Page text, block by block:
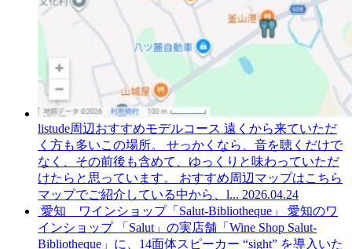
listude周辺おすすめモデルコース 遠くから来ていただ
く方も多いこの場所。 せっかくなら、音を聴くだけで
なく、その前後も含めて、ゆっくりと味わっていただ
けたらと思っています。 おすすめ周辺マップはこちら
マップでご紹介している中から、l... 2026.04.24
愛知 ワインショップ「Salut-Bibliotheque」
愛知のワ
インショップ 「Salut」の実店舗「Wine Shop Salut-
Bibliotheque」に、14面体スピーカー “sight” を導入いた